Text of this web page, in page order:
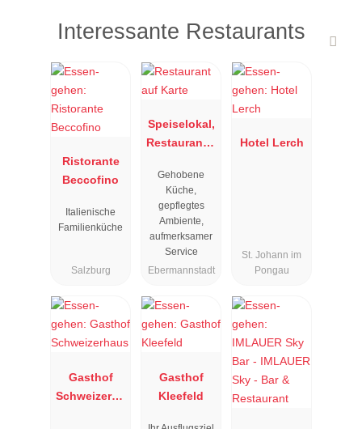
Interessante Restaurants
Ristorante
Beccofino
Italienische
Familienküche
Salzburg
Speiselokal,
Restaurant "
"
Gehobene
Küche,
gepflegtes
Ambiente,
aufmerksamer
Service
Ebermannstadt
Hotel Lerch
St. Johann im
Pongau
Gasthof
Schweizerha
Gasthof
Kleefeld